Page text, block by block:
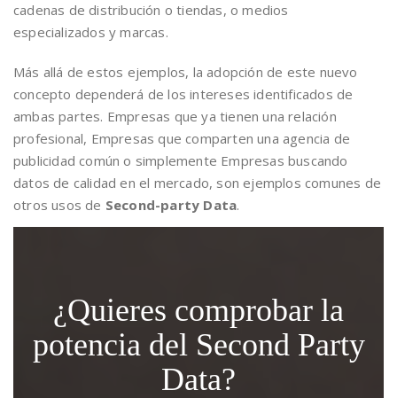
cadenas de distribución o tiendas, o medios
especializados y marcas.
Más allá de estos ejemplos, la adopción de este nuevo
concepto dependerá de los intereses identificados de
ambas partes. Empresas que ya tienen una relación
profesional, Empresas que comparten una agencia de
publicidad común o simplemente Empresas buscando
datos de calidad en el mercado, son ejemplos comunes de
otros usos de Second-party Data.
¿Quieres comprobar la
potencia del Second Party
Data?